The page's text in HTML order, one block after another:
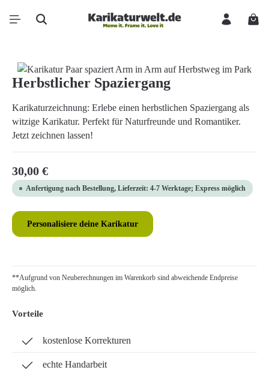
Zum Hauptinhalt springen
Bildergalerie überspringen
Herbstlicher Spaziergang
Karikaturzeichnung: Erlebe einen herbstlichen Spaziergang als
witzige Karikatur. Perfekt für Naturfreunde und Romantiker.
Jetzt zeichnen lassen!
Regulärer Preis:
30,00 €
Anfertigung nach Bestellung, Lieferzeit: 4-7 Werktage; Express möglich
Personalisiere deine Karikatur
**Aufgrund von Neuberechnungen im Warenkorb sind abweichende Endpreise
möglich.
Vorteile
kostenlose Korrekturen
echte Handarbeit